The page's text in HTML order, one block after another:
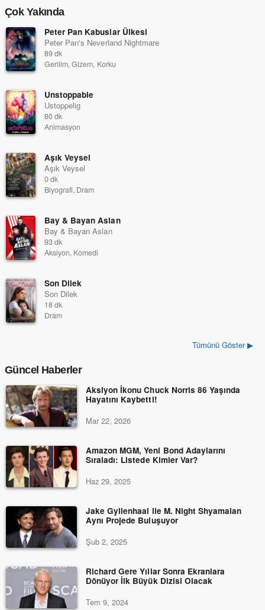
Çok Yakında
Peter Pan Kabuslar Ülkesi
Peter Pan's Neverland Nightmare
89 dk
Gerilim, Gizem, Korku
Unstoppable
Ustoppelig
80 dk
Animasyon
Aşık Veysel
Aşık Veysel
0 dk
Biyografi, Dram
Bay & Bayan Aslan
Bay & Bayan Aslan
93 dk
Aksiyon, Komedi
Son Dilek
Son Dilek
18 dk
Dram
Tümünü Göster ▶
Güncel Haberler
Aksiyon İkonu Chuck Norris 86 Yaşında
Hayatını Kaybetti!
Mar 22, 2026
Amazon MGM, Yeni Bond Adaylarını
Sıraladı: Listede Kimler Var?
Haz 29, 2025
Jake Gyllenhaal ile M. Night Shyamalan
Aynı Projede Buluşuyor
Şub 2, 2025
Richard Gere Yıllar Sonra Ekranlara
Dönüyor İlk Büyük Dizisi Olacak
Tem 9, 2024